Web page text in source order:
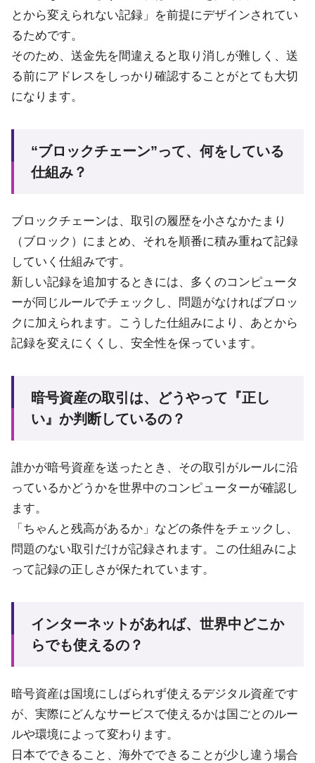
とから変えられない記録」を前提にデザインされてい
るためです。
そのため、送金先を間違えると取り消しが難しく、送
る前にアドレスをしっかり確認することがとても大切
になります。
“ブロックチェーン”って、何をしている
仕組み？
ブロックチェーンは、取引の履歴を小さなかたまり
（ブロック）にまとめ、それを順番に積み重ねて記録
していく仕組みです。
新しい記録を追加するときには、多くのコンピュータ
ーが同じルールでチェックし、問題がなければブロッ
クに加えられます。こうした仕組みにより、あとから
記録を変えにくくし、安全性を保っています。
暗号資産の取引は、どうやって『正し
い』か判断しているの？
誰かが暗号資産を送ったとき、その取引がルールに沿
っているかどうかを世界中のコンピューターが確認し
ます。
「ちゃんと残高があるか」などの条件をチェックし、
問題のない取引だけが記録されます。この仕組みによ
って記録の正しさが保たれています。
インターネットがあれば、世界中どこか
らでも使えるの？
暗号資産は国境にしばられず使えるデジタル資産です
が、実際にどんなサービスで使えるかは国ごとのルー
ルや環境によって変わります。
日本でできること、海外でできることが少し違う場合